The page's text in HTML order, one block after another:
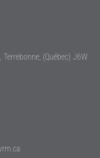
(Québec) J6W